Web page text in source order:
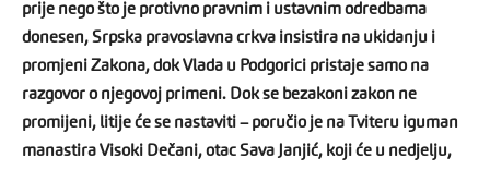
prije nego što je protivno pravnim i ustavnim odredbama
donesen, Srpska pravoslavna crkva insistira na ukidanju i
promjeni Zakona, dok Vlada u Podgorici pristaje samo na
razgovor o njegovoj primeni. Dok se bezakoni zakon ne
promijeni, litije će se nastaviti – poručio je na Tviteru iguman
manastira Visoki Dečani, otac Sava Janjić, koji će u nedjelju,